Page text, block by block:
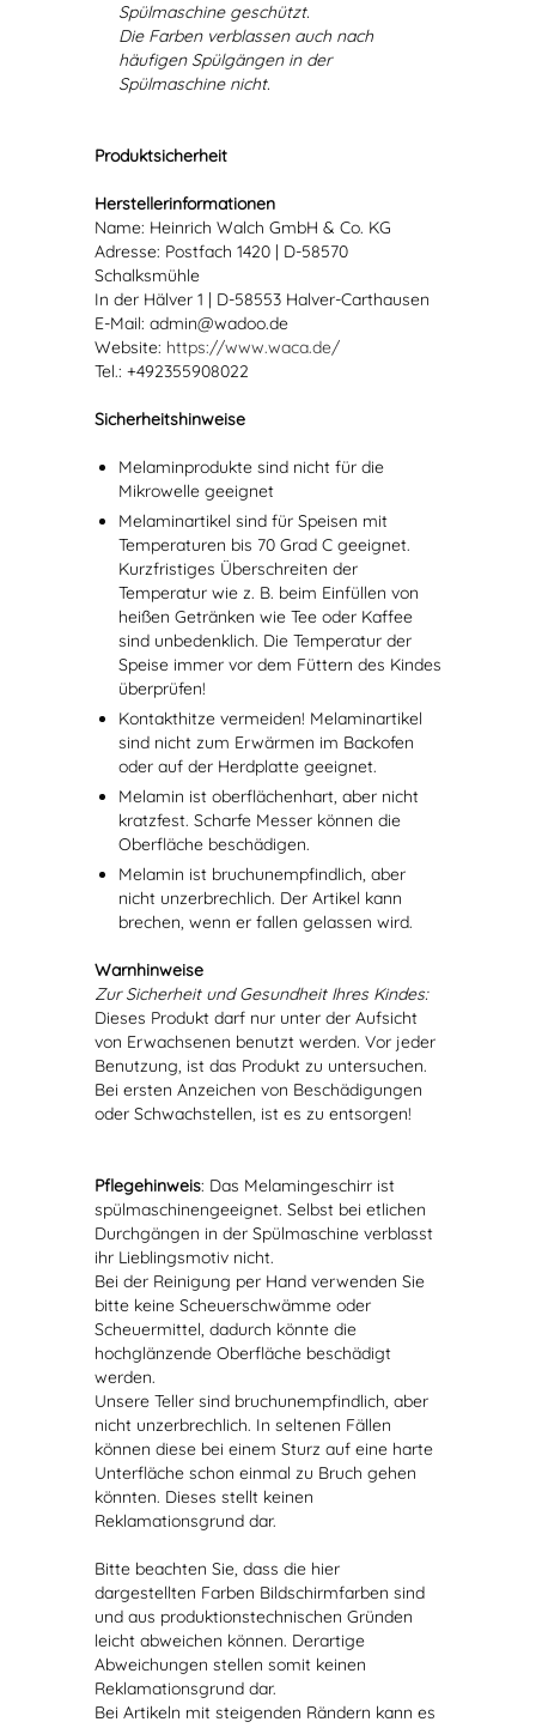
Spülmaschine geschützt.
Die Farben verblassen auch nach
häufigen Spülgängen in der
Spülmaschine nicht.
Produktsicherheit
Herstellerinformationen
Name: Heinrich Walch GmbH & Co. KG
Adresse: Postfach 1420 | D-58570
Schalksmühle
In der Hälver 1 | D-58553 Halver-Carthausen
E-Mail: admin@wadoo.de
Website: https://www.waca.de/
Tel.: +492355908022
Sicherheitshinweise
Melaminprodukte sind nicht für die
Mikrowelle geeignet
Melaminartikel sind für Speisen mit
Temperaturen bis 70 Grad C geeignet.
Kurzfristiges Überschreiten der
Temperatur wie z. B. beim Einfüllen von
heißen Getränken wie Tee oder Kaffee
sind unbedenklich. Die Temperatur der
Speise immer vor dem Füttern des Kindes
überprüfen!
Kontakthitze vermeiden! Melaminartikel
sind nicht zum Erwärmen im Backofen
oder auf der Herdplatte geeignet.
Melamin ist oberflächenhart, aber nicht
kratzfest. Scharfe Messer können die
Oberfläche beschädigen.
Melamin ist bruchunempfindlich, aber
nicht unzerbrechlich. Der Artikel kann
brechen, wenn er fallen gelassen wird.
Warnhinweise
Zur Sicherheit und Gesundheit Ihres Kindes:
Dieses Produkt darf nur unter der Aufsicht
von Erwachsenen benutzt werden. Vor jeder
Benutzung, ist das Produkt zu untersuchen.
Bei ersten Anzeichen von Beschädigungen
oder Schwachstellen, ist es zu entsorgen!
Pflegehinweis: Das Melamingeschirr ist
spülmaschinengeeignet. Selbst bei etlichen
Durchgängen in der Spülmaschine verblasst
ihr Lieblingsmotiv nicht.
Bei der Reinigung per Hand verwenden Sie
bitte keine Scheuerschwämme oder
Scheuermittel, dadurch könnte die
hochglänzende Oberfläche beschädigt
werden.
Unsere Teller sind bruchunempfindlich, aber
nicht unzerbrechlich. In seltenen Fällen
können diese bei einem Sturz auf eine harte
Unterfläche schon einmal zu Bruch gehen
könnten. Dieses stellt keinen
Reklamationsgrund dar.
Bitte beachten Sie, dass die hier
dargestellten Farben Bildschirmfarben sind
und aus produktionstechnischen Gründen
leicht abweichen können. Derartige
Abweichungen stellen somit keinen
Reklamationsgrund dar.
Bei Artikeln mit steigenden Rändern kann es